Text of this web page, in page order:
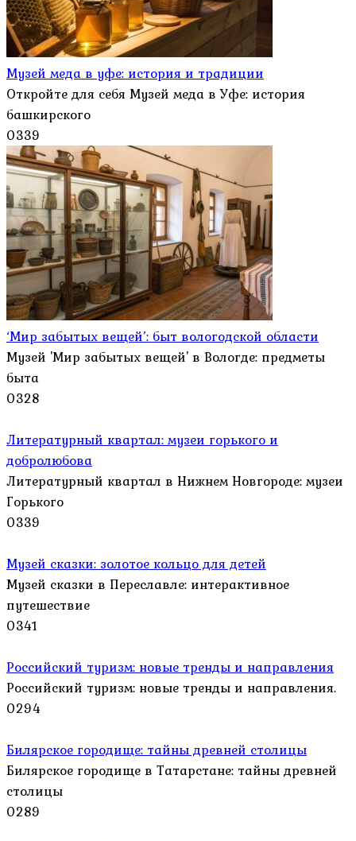
Музей меда в уфе: история и традиции
Откройте для себя Музей меда в Уфе: история
башкирского
0339
‘Мир забытых вещей’: быт вологодской области
Музей 'Мир забытых вещей' в Вологде: предметы
быта
0328
Литературный квартал: музеи горького и
добролюбова
Литературный квартал в Нижнем Новгороде: музеи
Горького
0339
Музей сказки: золотое кольцо для детей
Музей сказки в Переславле: интерактивное
путешествие
0341
Российский туризм: новые тренды и направления
Российский туризм: новые тренды и направления.
0294
Билярское городище: тайны древней столицы
Билярское городище в Татарстане: тайны древней
столицы
0289